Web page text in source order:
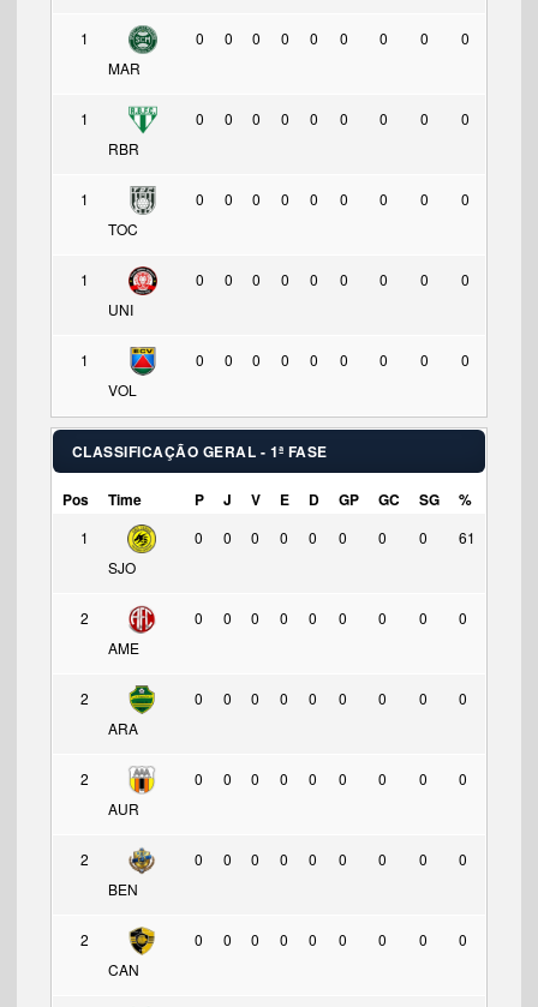
1
MAR
0 0 0 0 0 0 0 0 0
1
RBR
0 0 0 0 0 0 0 0 0
1
TOC
0 0 0 0 0 0 0 0 0
1
UNI
0 0 0 0 0 0 0 0 0
1
VOL
0 0 0 0 0 0 0 0 0
CLASSIFICAÇÃO GERAL - 1ª FASE
Pos Time P J V E D GP GC SG %
1
SJO
0 0 0 0 0 0 0 0 61
2
AME
0 0 0 0 0 0 0 0 0
2
ARA
0 0 0 0 0 0 0 0 0
2
AUR
0 0 0 0 0 0 0 0 0
2
BEN
0 0 0 0 0 0 0 0 0
2
CAN
0 0 0 0 0 0 0 0 0